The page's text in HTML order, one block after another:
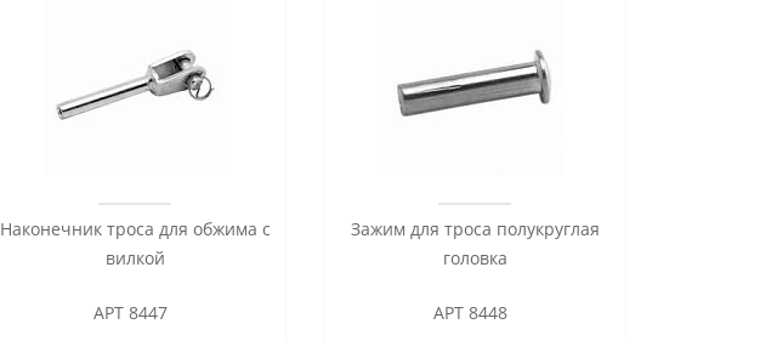
Наконечник троса для обжима с
вилкой
АРТ 8447
Зажим для троса полукруглая
головка
АРТ 8448